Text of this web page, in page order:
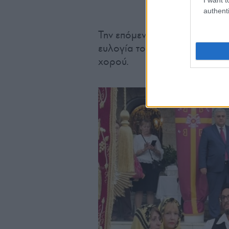
Την επόμενη μέρα, ανήμερα
ευλογία του φαγητού,
χορού.